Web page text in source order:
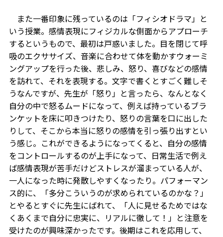
また一番印象に残っているのは「フィシオドラマ」と
いう授業。感情表現にフィジカルな側面からアプローチ
するというもので、最初は戸惑いました。目を閉じて呼
吸のエクササイズ、音楽に合わせて体を動かすウォーミ
ングアップを行った後、悲しみ、怒り、喜びなどの感情
を訪れて、それを表現する。文字で書くとすごく難しそ
うなんですが、先生が「怒り」と言ったら、なんとなく
自分の中で怒るムードになって、例えば持っているブラ
ンケットを床に叩きつけたり、怒りの言葉を口に出した
りして、そこから本当に怒りの感情を引っ張り出すとい
う感じ。これができるようになってくると、自分の感情
をコントロールするのが上手になって、日常生活で例え
ば感情表現が苦手だけどストレスが溜まっている人が、
一人になった時に発散しやすくなったり。パフォーマン
ス的に、「多分こういうのが求められているのかな？」
とやるとすぐに先生にばれて、「人に見せるためではな
くあくまで自分に忠実に、リアルに徹して！」と注意を
受けたのが興味深かったです。後期はこれを応用して、